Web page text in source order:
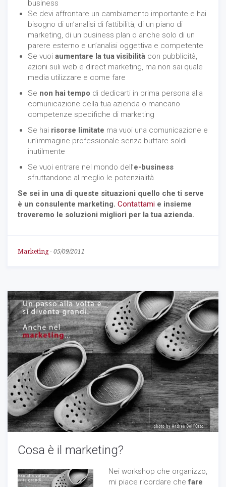
business
Se devi affrontare un cambiamento importante e hai
bisogno di un’analisi di fattibilità, di un piano di
marketing, di un business plan o anche solo di un
parere esterno e un’analisi oggettiva e competente
Se vuoi aumentare la tua visibilità con pubblicità,
azioni suli web e direct marketing, ma non sai quale
media utilizzare e come fare
Se non hai tempo di dedicarti in prima persona alla
comunicazione della tua azienda o mancano
competenze specifiche di marketing
Se hai risorse limitate ma vuoi una comunicazione e
un’immagine professionale senza buttare soldi
inutilmente
Se vuoi entrare nel mondo dell’e-business
sfruttandone al meglio le potenzialità
Se sei in una di queste situazioni quello che ti serve
è un consulente marketing. Contattami e insieme
troveremo le soluzioni migliori per la tua azienda.
Marketing- 05/09/2011
Cosa è il marketing?
Nei workshop che organizzo,
mi piace ricordare chefare